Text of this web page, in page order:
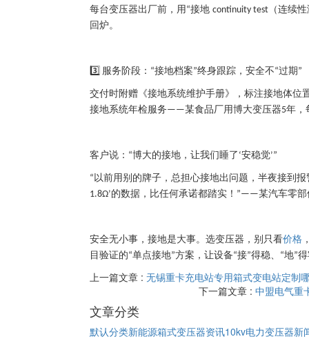
每台变压器出厂前，用 “接地 continuity test （连续
回炉。
3️⃣ 服务阶段： “接地档案”终身跟踪，安全不“过期 ”
交付时附赠《接地系统维护手册》，标注接地体位
接地系统年检服务——某食品厂用博大变压器5年，
客户说： “博大的接地，让我们睡了 ‘安稳觉’”
“ 以前用别的牌子，总担心接地出问题，半夜接到
1.8Ω’的数据，比任何承诺都踏实！ ”——某汽车零
安全无小事，接地是大事。选变压器，别只看价格
目验证的“单点接地”方案，让设备“接”得稳、 “地”
上一篇文章 : 无锡重卡充电站专用箱式变电站定制
下一篇文章 : 中盟电气重
文章分类
默认分类新能源箱式变压器资讯10kv电力变压器新